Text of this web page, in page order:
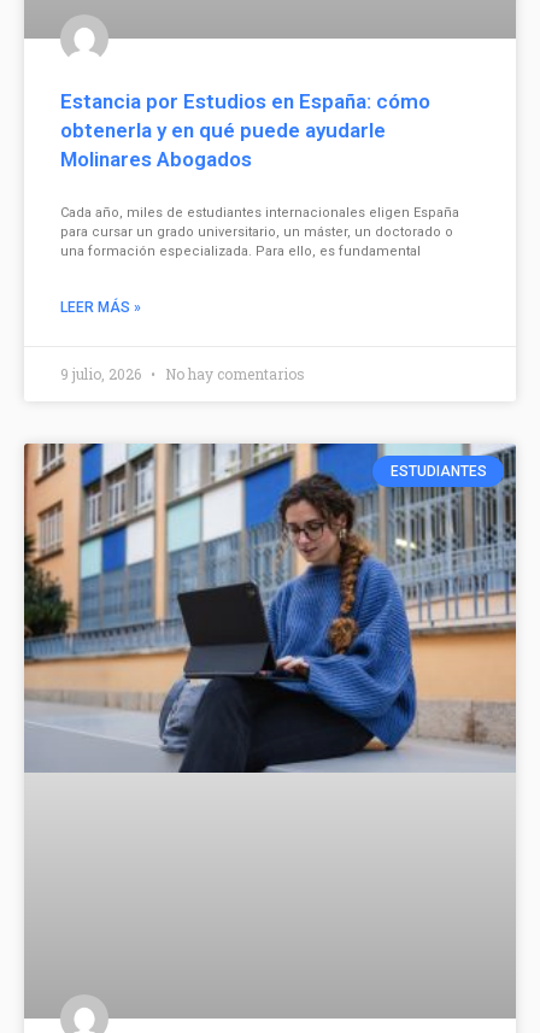
Estancia por Estudios en España: cómo
obtenerla y en qué puede ayudarle
Molinares Abogados
Cada año, miles de estudiantes internacionales eligen España
para cursar un grado universitario, un máster, un doctorado o
una formación especializada. Para ello, es fundamental
LEER MÁS »
9 julio, 2026 No hay comentarios
ESTUDIANTES